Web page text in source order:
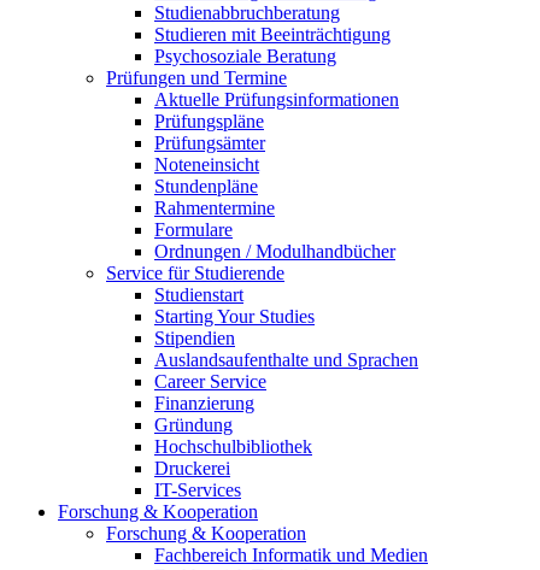
Studienabbruchberatung
Studieren mit Beeinträchtigung
Psychosoziale Beratung
Prüfungen und Termine
Aktuelle Prüfungsinformationen
Prüfungspläne
Prüfungsämter
Noteneinsicht
Stundenpläne
Rahmentermine
Formulare
Ordnungen / Modulhandbücher
Service für Studierende
Studienstart
Starting Your Studies
Stipendien
Auslandsaufenthalte und Sprachen
Career Service
Finanzierung
Gründung
Hochschulbibliothek
Druckerei
IT-Services
Forschung & Kooperation
Forschung & Kooperation
Fachbereich Informatik und Medien